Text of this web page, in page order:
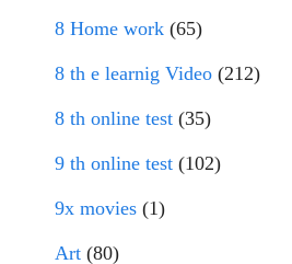
8 Home work (65)
8 th e learnig Video (212)
8 th online test (35)
9 th online test (102)
9x movies (1)
Art (80)